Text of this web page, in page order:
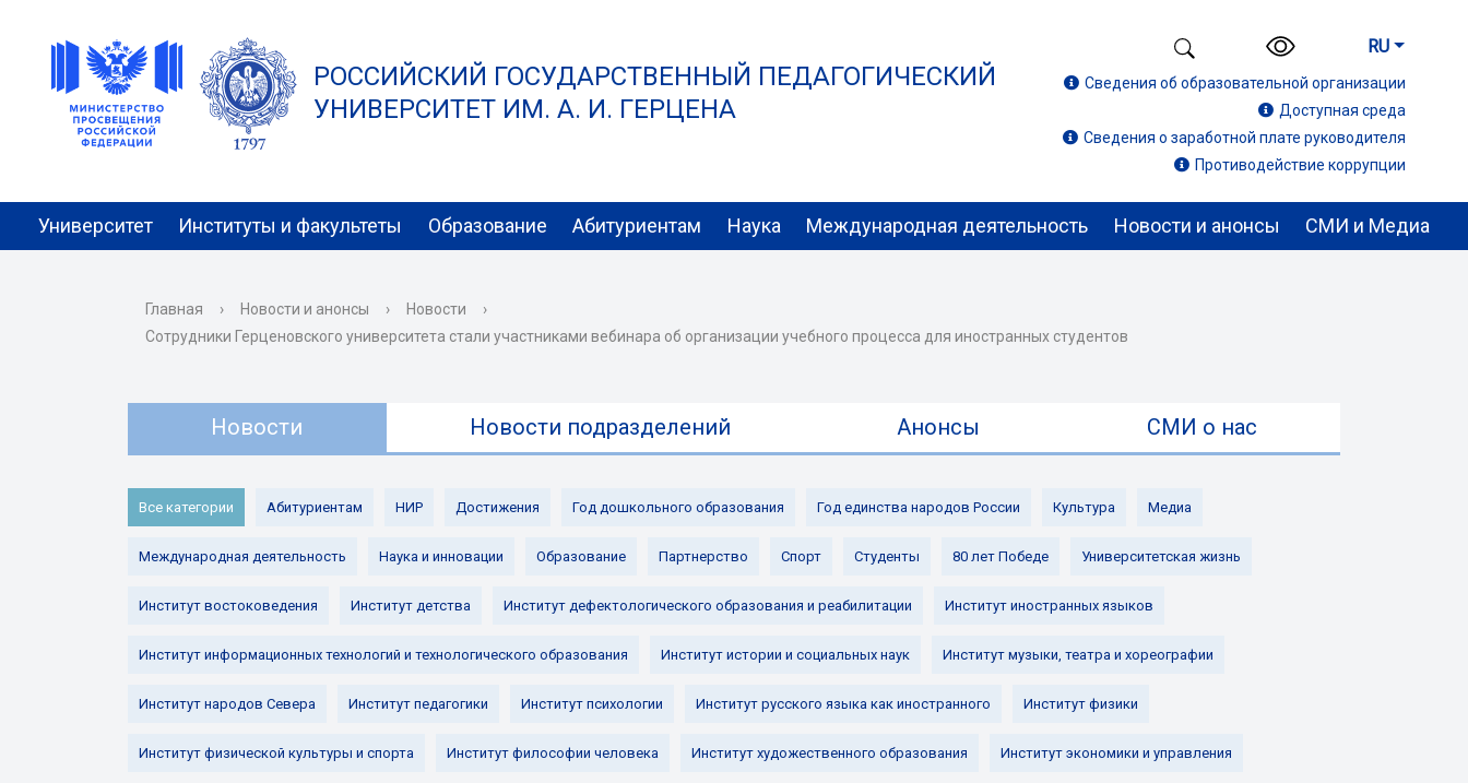
РОССИЙСКИЙ ГОСУДАРСТВЕННЫЙ ПЕДАГОГИЧЕСКИЙ
УНИВЕРСИТЕТ ИМ. А. И. ГЕРЦЕНА
RU
Сведения об образовательной организации
Доступная среда
Сведения о заработной плате руководителя
Противодействие коррупции
Университет Институты и факультеты Образование Абитуриентам Наука Международная деятельность Новости и анонсы СМИ и Медиа
Главная › Новости и анонсы › Новости
›
Сотрудники Герценовского университета стали участниками вебинара об организации учебного процесса для иностранных студентов
Новости Новости подразделений Анонсы СМИ о нас
Все категории Абитуриентам НИР Достижения Год дошкольного образования Год единства народов России Культура Медиа
Международная деятельность Наука и инновации Образование Партнерство Спорт Студенты 80 лет Победе Университетская жизнь
Институт востоковедения Институт детства Институт дефектологического образования и реабилитации Институт иностранных языков
Институт информационных технологий и технологического образования Институт истории и социальных наук Институт музыки, театра и хореографии
Институт народов Севера Институт педагогики Институт психологии Институт русского языка как иностранного Институт физики
Институт физической культуры и спорта Институт философии человека Институт художественного образования Институт экономики и управления